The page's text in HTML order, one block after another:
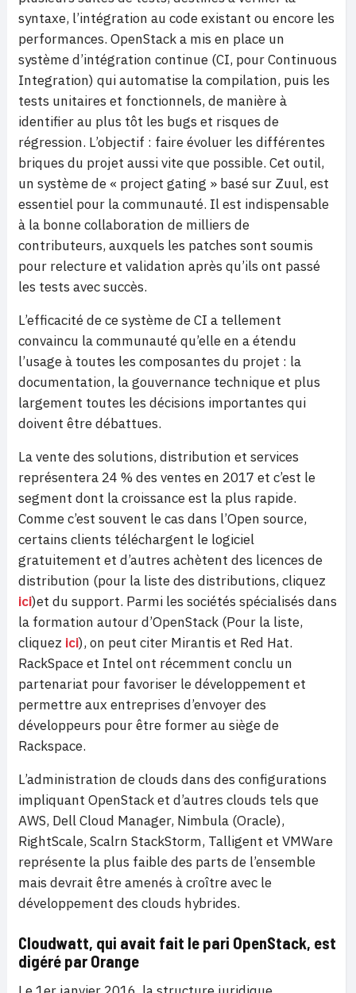
syntaxe, l’intégration au code existant ou encore les
performances. OpenStack a mis en place un
système d’intégration continue (CI, pour Continuous
Integration) qui automatise la compilation, puis les
tests unitaires et fonctionnels, de manière à
identifier au plus tôt les bugs et risques de
régression. L’objectif : faire évoluer les différentes
briques du projet aussi vite que possible. Cet outil,
un système de « project gating » basé sur Zuul, est
essentiel pour la communauté. Il est indispensable
à la bonne collaboration de milliers de
contributeurs, auxquels les patches sont soumis
pour relecture et validation après qu’ils ont passé
les tests avec succès.
L’efficacité de ce système de CI a tellement
convaincu la communauté qu’elle en a étendu
l’usage à toutes les composantes du projet : la
documentation, la gouvernance technique et plus
largement toutes les décisions importantes qui
doivent être débattues.
La vente des solutions, distribution et services
représentera 24 % des ventes en 2017 et c’est le
segment dont la croissance est la plus rapide.
Comme c’est souvent le cas dans l’Open source,
certains clients téléchargent le logiciel
gratuitement et d’autres achètent des licences de
distribution (pour la liste des distributions, cliquez
ici)et du support. Parmi les sociétés spécialisés dans
la formation autour d’OpenStack (Pour la liste,
cliquez ici), on peut citer Mirantis et Red Hat.
RackSpace et Intel ont récemment conclu un
partenariat pour favoriser le développement et
permettre aux entreprises d’envoyer des
développeurs pour être former au siège de
Rackspace.
L’administration de clouds dans des configurations
impliquant OpenStack et d’autres clouds tels que
AWS, Dell Cloud Manager, Nimbula (Oracle),
RightScale, Scalrn StackStorm, Talligent et VMWare
représente la plus faible des parts de l’ensemble
mais devrait être amenés à croître avec le
développement des clouds hybrides.
Cloudwatt, qui avait fait le pari OpenStack, est
digéré par Orange